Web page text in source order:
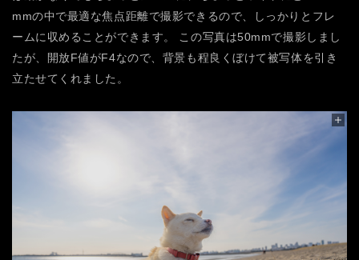
mmの中で最適な焦点距離で撮影できるので、しっかりとフレ
ームに収めることができます。
この写真は50mmで撮影しまし
たが、開放F値がF4なので、背景も程良くぼけて被写体を引き
立たせてくれました。